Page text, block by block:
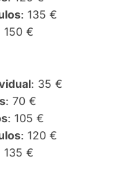
: 135 €
150 €
: 35 €
: 70 €
: 105 €
: 120 €
135 €